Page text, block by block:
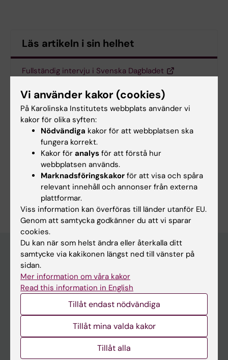
Läs artikeln i sin helhet
Fullständig intervju i Svenska Dagbladet
Uppdaterad av:
KI webbförvaltning
2019-09-30
Upptäck KI
Utbildning
Forskarutbildning
Om KI
Vi använder kakor (cookies)
På Karolinska Institutets webbplats använder vi
kakor för olika syften:
Nödvändiga kakor för att webbplatsen ska
fungera korrekt.
Kakor för analys för att förstå hur
webbplatsen används.
Marknadsföringskakor för att visa och spåra
relevant innehåll och annonser från externa
plattformar.
Viss information kan överföras till länder utanför EU.
Genom att samtycka godkänner du att vi sparar
cookies.
Du kan när som helst ändra eller återkalla ditt
samtycke via kakikonen längst ned till vänster på
sidan.
Mer information om våra kakor
Read this information in English
Tillåt endast nödvändiga
Tillåt mina valda kakor
Tillåt alla